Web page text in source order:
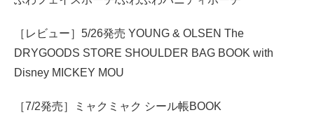
［レビュー］5/26発売 YOUNG & OLSEN The
DRYGOODS STORE SHOULDER BAG BOOK with
Disney MICKEY MOU
［7/2発売］ミャクミャク シール帳BOOK